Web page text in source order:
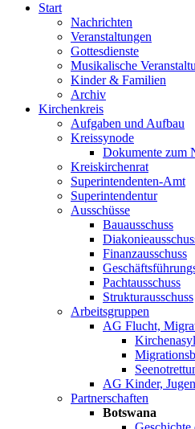
Start
Nachrichten
Veranstaltungen
Gottesdienste
Musikalische
Kinder & Familien
Archiv
Kirchenkreis
Aufgaben und Aufbau
Kreissynode
Dokumente zum
Kreiskirchenrat
Superintendenten-Amt
Superintendentur
Ausschüsse
Bauausschuss
Finanzausschuss
Pachtausschuss
Strukturausschuss
Arbeitsgruppen
AG Flucht,
Kirchenasyl
AG Kinder,
Partnerschaften
Botswana